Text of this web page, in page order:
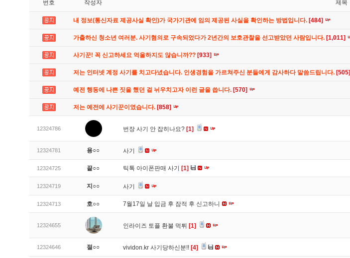
번호 작성자 제목
내 정보(통신자료 제공사실 확인)가 국가기관에 임의 제공된 사실을 확인하는 방법입니다. [484]
가출하신 청소년 여러분. 사기혐의로 구속되었다가 2년간의 보호관찰을 선고받았던 사람입니다. [1,011]
사기꾼! 꼭 신고하세요 억울하지도 않습니까?? [933]
저는 인터넷 계정 사기를 치고다녔습니다. 인생경험을 가르쳐주신 분들에게 감사하다 말씀드립니다. [505]
예전 행동에 나쁜 짓을 했던 걸 뉘우치고자 이런 글을 씁니다. [570]
저는 예전에 사기꾼이였습니다. [858]
12324786 번장 사기 안 잡히나요? [1]
12324781 용○○ 사기
12324725 끝○○ 틱톡 아이폰판매 사기 [1]
12324719 지○○ 사기
12324713 호○○ 7월17일 날 입금 후 잠적 후 신고하니
12324655 인라이즈 토플 환불 먹튀 [1]
12324646 절○○ vividon.kr 사기당하신분!! [4]